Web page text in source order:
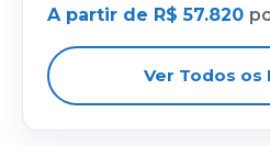
A partir de R$ 57.820
Ver Todos os